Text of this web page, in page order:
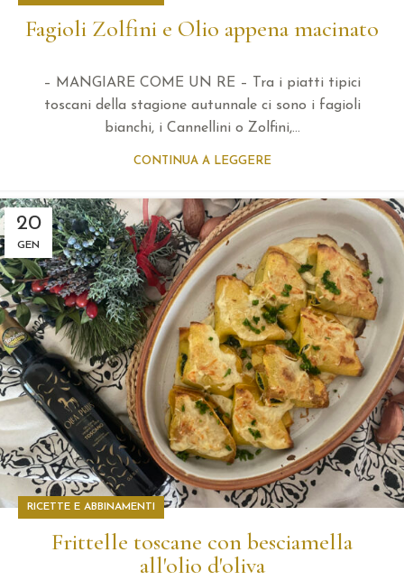
Fagioli Zolfini e Olio appena macinato
– MANGIARE COME UN RE – Tra i piatti tipici
toscani della stagione autunnale ci sono i fagioli
bianchi, i Cannellini o Zolfini,...
CONTINUA A LEGGERE
20
GEN
RICETTE E ABBINAMENTI
Frittelle toscane con besciamella
all'olio d'oliva